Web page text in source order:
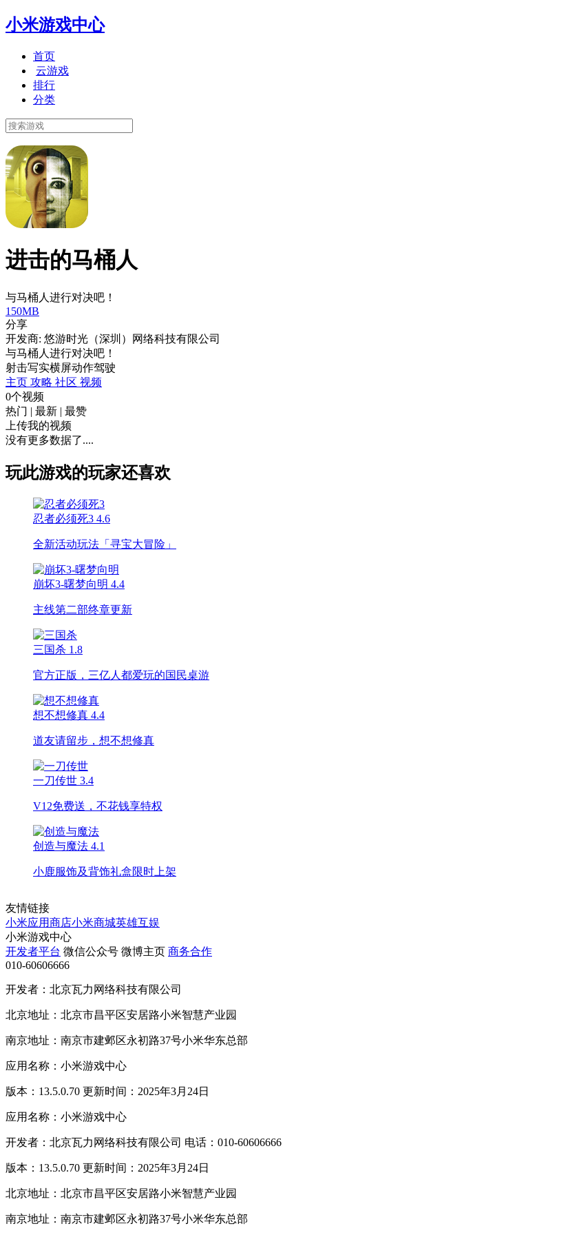
小米游戏中心
首页
云游戏
排行
分类
进击的马桶人
与马桶人进行对决吧！
150MB
分享
开发商: 悠游时光（深圳）网络科技有限公司
与马桶人进行对决吧！
射击写实横屏动作驾驶
主页 攻略 社区 视频
0个视频
热门 | 最新 | 最赞
上传我的视频
没有更多数据了....
玩此游戏的玩家还喜欢
忍者必须死3 4.6
全新活动玩法「寻宝大冒险」
崩坏3-曙梦向明 4.4
主线第二部终章更新
三国杀 1.8
官方正版，三亿人都爱玩的国民桌游
想不想修真 4.4
道友请留步，想不想修真
一刀传世 3.4
V12免费送，不花钱享特权
创造与魔法 4.1
小鹿服饰及背饰礼盒限时上架
友情链接
小米应用商店小米商城英雄互娱
小米游戏中心
开发者平台 微信公众号 微博主页 商务合作
010-60606666
开发者：北京瓦力网络科技有限公司
北京地址：北京市昌平区安居路小米智慧产业园
南京地址：南京市建邺区永初路37号小米华东总部
应用名称：小米游戏中心
版本：13.5.0.70 更新时间：2025年3月24日
应用名称：小米游戏中心
开发者：北京瓦力网络科技有限公司 电话：010-60606666
版本：13.5.0.70 更新时间：2025年3月24日
北京地址：北京市昌平区安居路小米智慧产业园
南京地址：南京市建邺区永初路37号小米华东总部